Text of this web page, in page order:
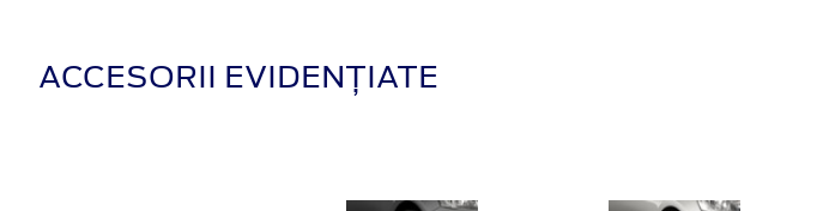
ACCESORII EVIDENȚIATE